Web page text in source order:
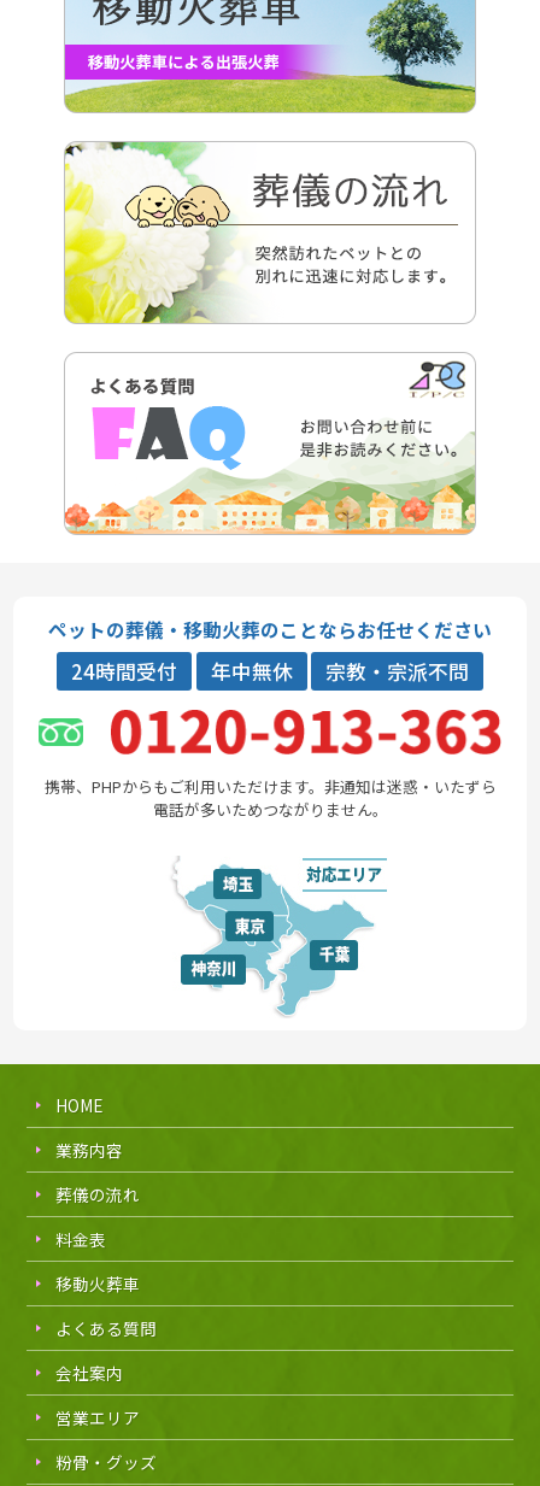
ペットの葬儀・移動火葬のことならお任せください
24時間受付 年中無休 宗教・宗派不問
携帯、PHPからもご利用いただけます。非通知は迷惑・いたずら
電話が多いためつながりません。
HOME
業務内容
葬儀の流れ
料金表
移動火葬車
よくある質問
会社案内
営業エリア
粉骨・グッズ